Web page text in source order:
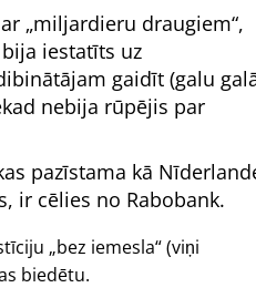
miljardieru draugiem ,
iestatīts uz
gaidīt (galu
nebija rūpējis par
pazīstama kā
ir cēlies no Rabobank.
bez iemesla (viņi
biedētu.